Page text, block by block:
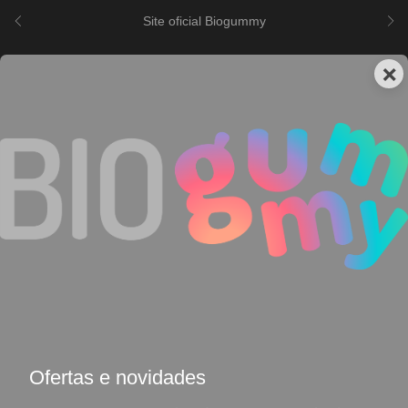
Site oficial Biogummy
0
Terceirização
SUA MARCA NAS
FÓRMULAS
DESENVOLVIDAS PELA
×
Ofertas e novidades